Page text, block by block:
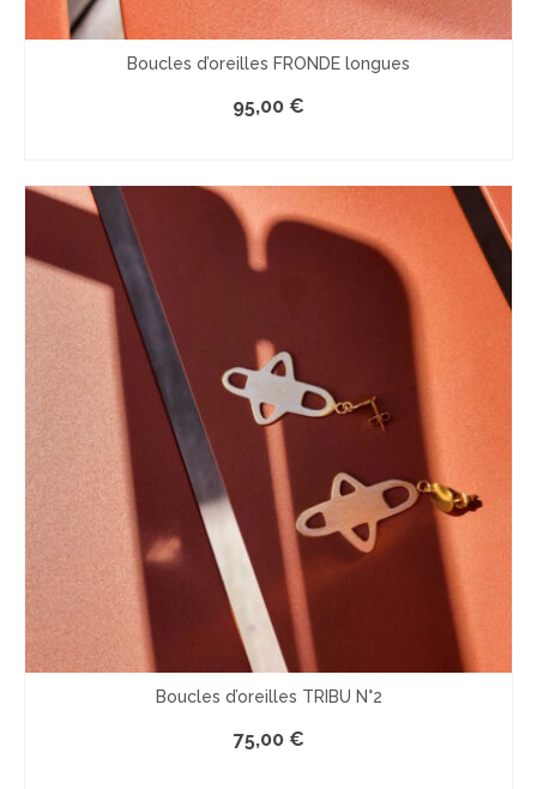
Boucles d’oreilles FRONDE longues
95,00 €
Boucles d’oreilles TRIBU N°2
75,00 €